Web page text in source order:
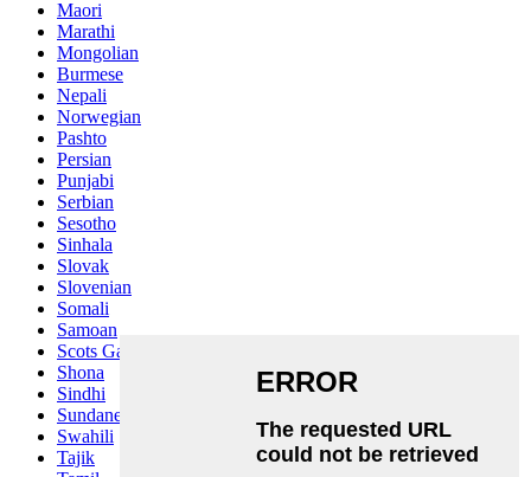
Maori
Marathi
Mongolian
Burmese
Nepali
Norwegian
Pashto
Persian
Punjabi
Serbian
Sesotho
Sinhala
Slovak
Slovenian
Somali
Samoan
Scots Gaelic
Shona
Sindhi
Sundanese
Swahili
Tajik